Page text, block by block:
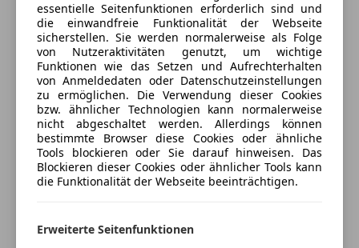
Wegfahrsperre
Zentralverriegelung
Extras
Innenspiegel automatisch abblendend
Sportfahrwerk
Sportsitze
Eurotax Code: 220062 / Vin: WBS11DM0508E59640
Listenneupreis: € 102.384.-
Dieses Fahrzeug wurde sorgfältig geprüft und von
uns eingetauscht. Das Fahrzeug befindet sich bei uns
am Standort in Bruck/Mur und kann gerne nach
Terminvereinbarung probegefahren werden.
Selbstverständlich wird Ihnen das Fahrzeug
hochwertig aufbereitet übergeben.
Jeder Gebrauchtwagen wird Ihnen von uns mit einer
anpassen
Freischaden-Gutschein ab Stufe 0
Auto einfach online versichern & Rabatt holen
Jetzt berechnen
Autohaus Huber GmbH
essentielle Seitenfunktionen erforderlich sind und
die einwandfreie Funktionalität der Webseite
sicherstellen. Sie werden normalerweise als Folge
von Nutzeraktivitäten genutzt, um wichtige
Funktionen wie das Setzen und Aufrechterhalten
von Anmeldedaten oder Datenschutzeinstellungen
zu ermöglichen. Die Verwendung dieser Cookies
bzw. ähnlicher Technologien kann normalerweise
nicht abgeschaltet werden. Allerdings können
bestimmte Browser diese Cookies oder ähnliche
Tools blockieren oder Sie darauf hinweisen. Das
Blockieren dieser Cookies oder ähnlicher Tools kann
die Funktionalität der Webseite beeinträchtigen.
Erweiterte Seitenfunktionen